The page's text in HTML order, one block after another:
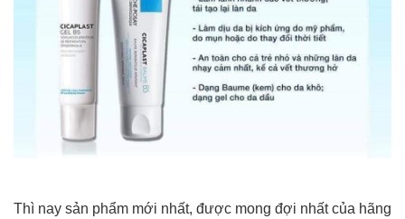
Thì nay sản phẩm mới nhất, được mong đợi nhất của hãng